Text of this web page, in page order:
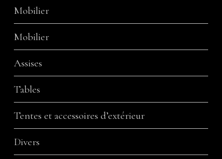
Mobilier
Mobilier
Assises
Tables
Tentes et accessoires d’extérieur
Divers